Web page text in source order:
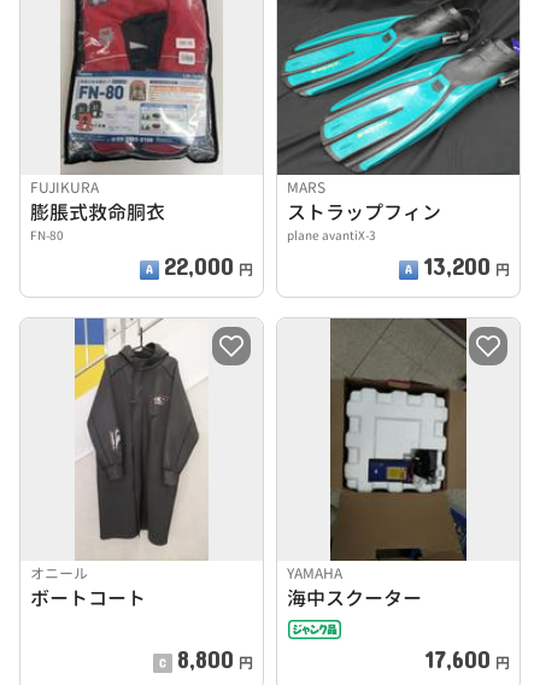
FUJIKURA
膨脹式救命胴衣
FN-80
22,000 円
MARS
ストラップフィン
plane avantiX-3
13,200 円
オニール
ボートコート
8,800 円
YAMAHA
海中スクーター
17,600 円